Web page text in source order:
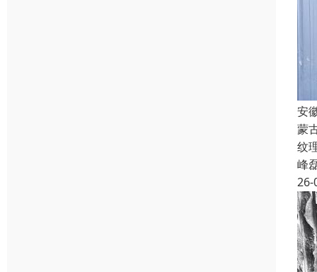
安
蒙
纹
峰
26-